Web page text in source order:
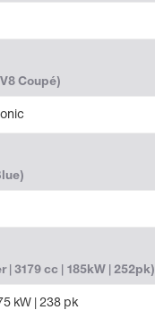
Coupé)
| 3179 cc | 185kW | 252pk)
kW | 238 pk